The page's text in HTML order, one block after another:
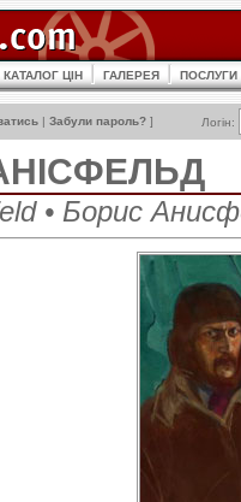
КАТАЛОГ ЦІН ГАЛЕРЕЯ ПОСЛУГИ
| Забули пароль? ] Логін:
• Борис